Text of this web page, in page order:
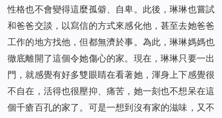
性格也不會變得這麼孤僻、自卑。此後，琳琳也嘗試
和爸爸交談，以寫信的方式來感化他，甚至去她爸爸
工作的地方找他，但都無濟於事。為此，琳琳媽媽也
徹底離開了這個令她傷心的家。現在，琳琳只要一出
門，就感覺有好多雙眼睛在看著她，渾身上下感覺很
不自在，活得也很壓抑、痛苦，她一刻也不想呆在這
個千瘡百孔的家了。可是一想到沒有家的滋味，又不